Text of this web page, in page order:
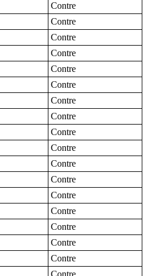
Contre
Contre
Contre
Contre
Contre
Contre
Contre
Contre
Contre
Contre
Contre
Contre
Contre
Contre
Contre
Contre
Contre
Contre